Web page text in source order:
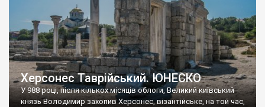
Херсонес Таврійський. ЮНЕСКО
У 988 році, після кількох місяців облоги, Великий київський
князь Володимир захопив Херсонес, візантійське, на той час,